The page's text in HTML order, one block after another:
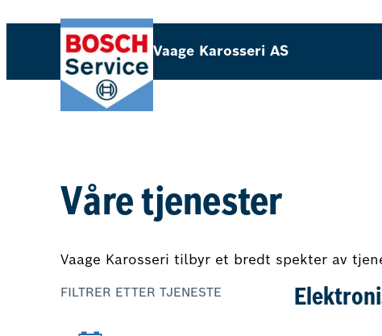
Vaage Karosseri AS
Våre tjenester
Vaage Karosseri tilbyr et bredt spekter av
FILTRER ETTER TJENESTE